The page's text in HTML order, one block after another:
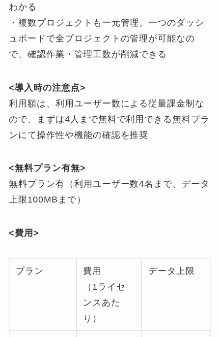
わかる
・複数プロジェクトも一元管理。一つのダッシ
ュボードで全プロジェクトの管理が可能なの
で、確認作業・管理工数が削減できる
<導入時の注意点>
利用額は、利用ユーザー数による従量課金制な
ので、まずは4人まで無料で利用できる無料プラ
ンにて操作性や機能の確認を推奨
<無料プラン有無>
無料プラン有（利用ユーザー数4名まで、データ
上限100MBまで）
<費用>
プラン
費用
（1ライセ
ンスあた
り）
データ上限